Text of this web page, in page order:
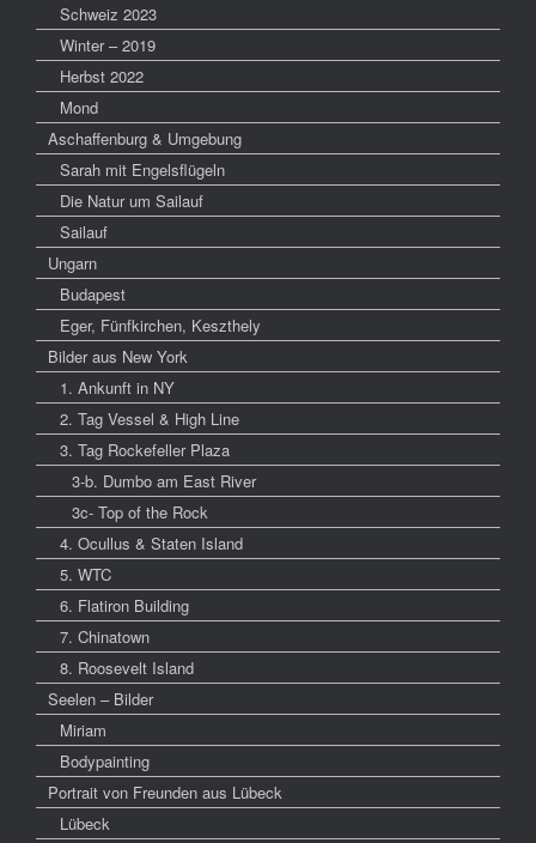
Schweiz 2023
Winter – 2019
Herbst 2022
Mond
Aschaffenburg & Umgebung
Sarah mit Engelsflügeln
Die Natur um Sailauf
Sailauf
Ungarn
Budapest
Eger, Fünfkirchen, Keszthely
Bilder aus New York
1. Ankunft in NY
2. Tag Vessel & High Line
3. Tag Rockefeller Plaza
3-b. Dumbo am East River
3c- Top of the Rock
4. Ocullus & Staten Island
5. WTC
6. Flatiron Building
7. Chinatown
8. Roosevelt Island
Seelen – Bilder
Miriam
Bodypainting
Portrait von Freunden aus Lübeck
Lübeck